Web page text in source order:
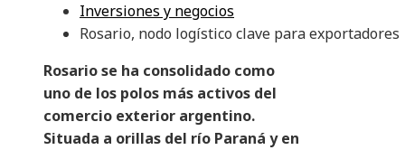
Inversiones y negocios
Rosario, nodo logístico clave para exportadores
Rosario se ha consolidado como
uno de los polos más activos del
comercio exterior argentino.
Situada a orillas del río Paraná y en